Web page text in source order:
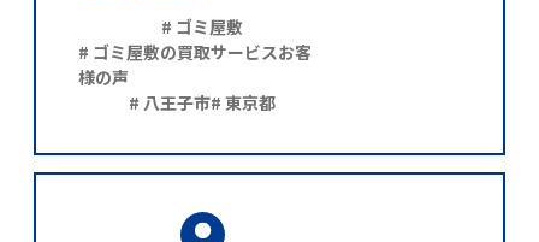
# ゴミ屋敷
# ゴミ屋敷の買取サービスお客
様の声
# 八王子市# 東京都